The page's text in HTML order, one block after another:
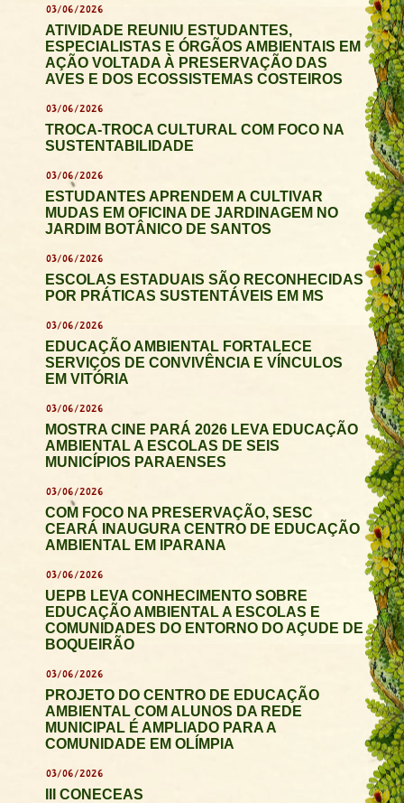
03/06/2026
ATIVIDADE REUNIU ESTUDANTES,
ESPECIALISTAS E ÓRGÃOS AMBIENTAIS EM
AÇÃO VOLTADA À PRESERVAÇÃO DAS
AVES E DOS ECOSSISTEMAS COSTEIROS
03/06/2026
TROCA-TROCA CULTURAL COM FOCO NA
SUSTENTABILIDADE
03/06/2026
ESTUDANTES APRENDEM A CULTIVAR
MUDAS EM OFICINA DE JARDINAGEM NO
JARDIM BOTÂNICO DE SANTOS
03/06/2026
ESCOLAS ESTADUAIS SÃO RECONHECIDAS
POR PRÁTICAS SUSTENTÁVEIS EM MS
03/06/2026
EDUCAÇÃO AMBIENTAL FORTALECE
SERVIÇOS DE CONVIVÊNCIA E VÍNCULOS
EM VITÓRIA
03/06/2026
MOSTRA CINE PARÁ 2026 LEVA EDUCAÇÃO
AMBIENTAL A ESCOLAS DE SEIS
MUNICÍPIOS PARAENSES
03/06/2026
COM FOCO NA PRESERVAÇÃO, SESC
CEARÁ INAUGURA CENTRO DE EDUCAÇÃO
AMBIENTAL EM IPARANA
03/06/2026
UEPB LEVA CONHECIMENTO SOBRE
EDUCAÇÃO AMBIENTAL A ESCOLAS E
COMUNIDADES DO ENTORNO DO AÇUDE DE
BOQUEIRÃO
03/06/2026
PROJETO DO CENTRO DE EDUCAÇÃO
AMBIENTAL COM ALUNOS DA REDE
MUNICIPAL É AMPLIADO PARA A
COMUNIDADE EM OLÍMPIA
03/06/2026
III CONECEAS